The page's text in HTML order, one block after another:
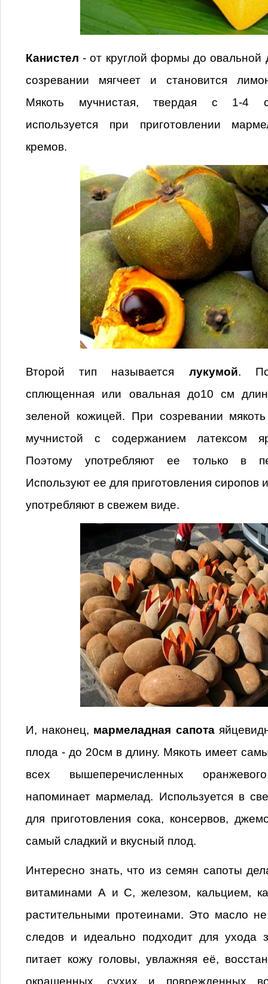
Канистел - от круглой формы до овальной
созревании мягчеет и становится
Мякоть мучнистая, твердая с 1-4
используется при приготовлении
кремов.
Второй тип называется лукумой.
сплющенная или овальная до10 см
зеленой кожицей. При созревании
мучнистой с содержанием латексом
Поэтому употребляют ее только в
Используют ее для приготовления сиропов
употребляют в свежем виде.
И, наконец, мармеладная сапота
плода - до 20см в длину. Мякоть имеет
всех вышеперечисленных
напоминает мармелад. Используется в
для приготовления сока, консервов,
самый сладкий и вкусный плод.
Интересно знать, что из семян сапоты
витаминами А и С, железом, кальцием,
растительными протеинами. Это масло
следов и идеально подходит для ухода
питает кожу головы, увлажняя её,
окрашенных, сухих и поврежденных